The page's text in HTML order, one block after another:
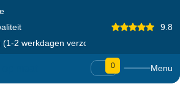
2 werkdagen verzonden)
9.8
0 Menu